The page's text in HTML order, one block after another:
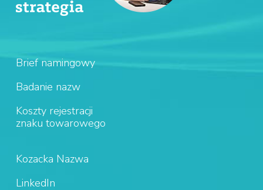
Brief namingowy
Badanie nazw
Koszty rejestracji
znaku towarowego
Kozacka Nazwa
LinkedIn